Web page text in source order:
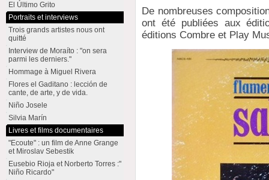
De nombreuses
ont été publiées aux
éditions Combre et Play
El Último Grito
Portraits et interviews
Trois grands artistes nous ont
quitté
Interview de Moraíto : "on sera
parmi les derniers."
Hommage à Miguel Rivera
Flores el Gaditano : lección de
cante, de arte, y de vida.
Niño Josele
Silvia Marín
Livres et films documentaires
"Ecoute" : un film de Anne Grange
et Miroslav Sebestik
Eusebio Rioja et Norberto Torres :"
Niño Ricardo"